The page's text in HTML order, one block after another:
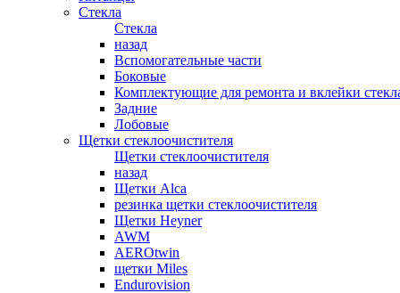
Стекла
Стекла
назад
Вспомогательные части
Боковые
Комплектующие для ремонта и вклейки
Задние
Лобовые
Щетки стеклоочистителя
Щетки стеклоочистителя
назад
Щетки Alca
резинка щетки стеклоочистителя
Щетки Heyner
AWM
AEROtwin
щетки Miles
Endurovision